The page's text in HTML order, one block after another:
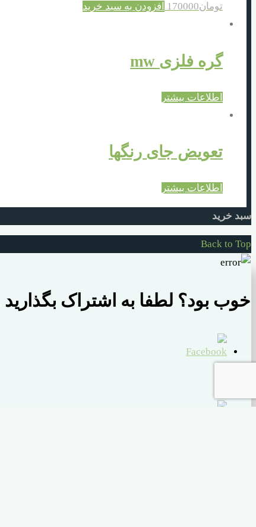
تومان170000 افزودن به سبد خرید
گره فلزی mw
اطلاعات بیشتر
تعویض جای رنگها
اطلاعات بیشتر
سبد خرید
Back to Top
خوب بود؟ لطفا به اشتراک بگذارید